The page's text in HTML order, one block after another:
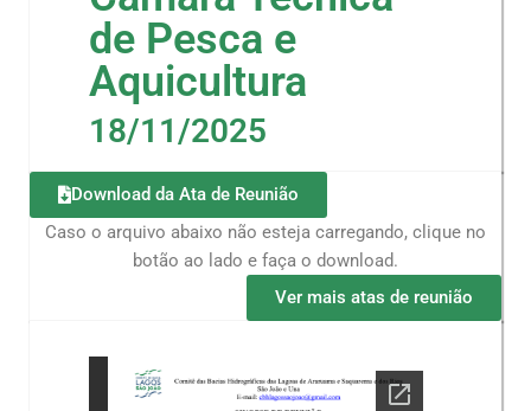
de Pesca e
Aquicultura
18/11/2025
Download da Ata de Reunião
Caso o arquivo abaixo não esteja carregando, clique no
botão ao lado e faça o download.
Ver mais atas de reunião